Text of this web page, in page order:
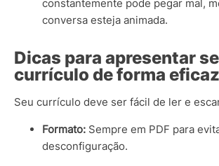
constantemente pode pegar mal,
conversa esteja animada.
Dicas para apresentar
currículo de forma eficaz
Seu currículo deve ser fácil de ler e
Formato: Sempre em PDF para
desconfiguração.